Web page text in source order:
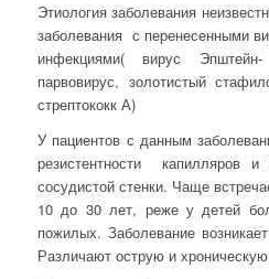
Этиология заболевания
заболевания с перенесенными
инфекциями( вирус
парвовирус, золотистый
стрептококк А)
У пациентов с данным
резистентности капилляров и
сосудистой стенки. Чаще
10 до 30 лет, реже у детей
пожилых. Заболевание
Различают острую и